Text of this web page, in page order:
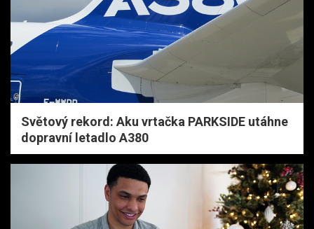
Světový rekord: Aku vrtačka PARKSIDE utáhne
dopravní letadlo A380